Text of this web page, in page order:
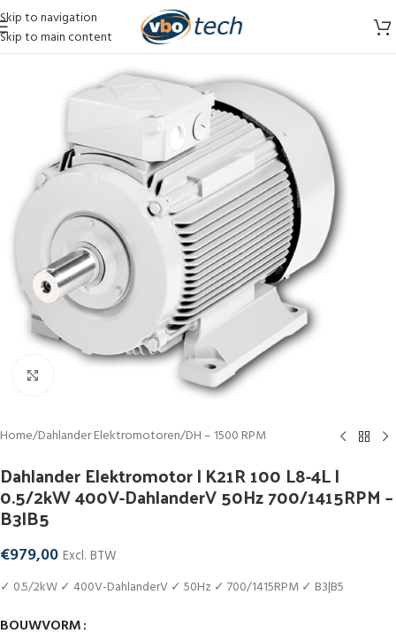
Skip to navigation
Skip to main content
Home/Dahlander Elektromotoren/DH – 1500 RPM
Dahlander Elektromotor | K21R 100 L8-4L |
0.5/2kW 400V-DahlanderV 50Hz 700/1415RPM –
B3|B5
€979,00 Excl. BTW
✓ 0.5/2kW ✓ 400V-DahlanderV ✓ 50Hz ✓ 700/1415RPM ✓ B3|B5
BOUWVORM